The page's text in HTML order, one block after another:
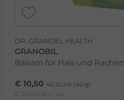
DR. GRANDEL HEALTH
GRANOBIL
Balsam für Hals und Rachen
€ 10,50 40 Stück (40 g)
€ 262,50 pro 1 kg